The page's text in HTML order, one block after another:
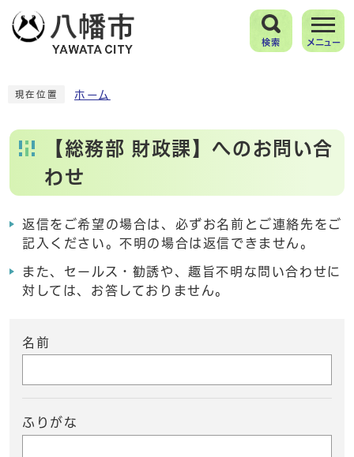
検索 メニュー
現在位置 ホーム
【総務部 財政課】へのお問い合
わせ
返信をご希望の場合は、必ずお名前とご連絡先をご
記入ください。不明の場合は返信できません。
また、セールス・勧誘や、趣旨不明な問い合わせに
対しては、お答しておりません。
名前
ふりがな